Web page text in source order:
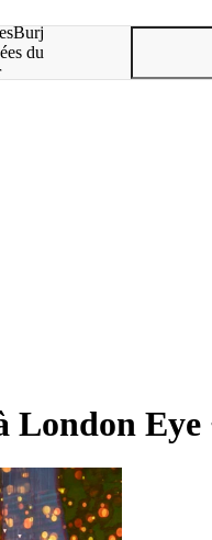
Burj
du